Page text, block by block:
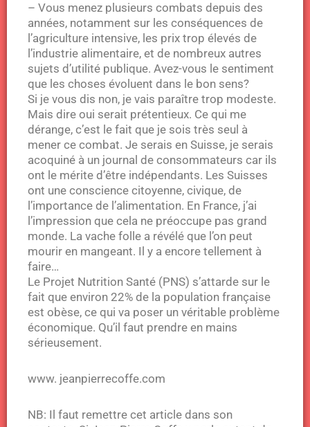
– Vous menez plusieurs combats depuis des
années, notamment sur les conséquences de
l’agriculture intensive, les prix trop élevés de
l’industrie alimentaire, et de nombreux autres
sujets d’utilité publique. Avez-vous le sentiment
que les choses évoluent dans le bon sens?
Si je vous dis non, je vais paraître trop modeste.
Mais dire oui serait prétentieux. Ce qui me
dérange, c’est le fait que je sois très seul à
mener ce combat. Je serais en Suisse, je serais
acoquiné à un journal de consommateurs car ils
ont le mérite d’être indépendants. Les Suisses
ont une conscience citoyenne, civique, de
l’importance de l’alimentation. En France, j’ai
l’impression que cela ne préoccupe pas grand
monde. La vache folle a révélé que l’on peut
mourir en mangeant. Il y a encore tellement à
faire…
Le Projet Nutrition Santé (PNS) s’attarde sur le
fait que environ 22% de la population française
est obèse, ce qui va poser un véritable problème
économique. Qu’il faut prendre en mains
sérieusement.
www. jeanpierrecoffe.com
NB: Il faut remettre cet article dans son